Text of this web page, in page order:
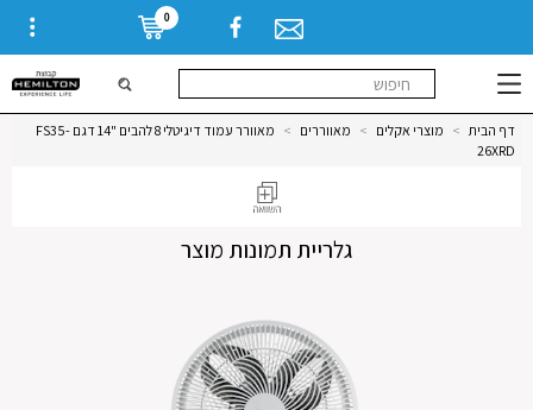
0
דף הבית > מוצרי אקלים > מאווררים >
מאוורר עמוד דיגיטלי 8 להבים "14 דגם FS35-
26XRD
גלריית תמונות מוצר